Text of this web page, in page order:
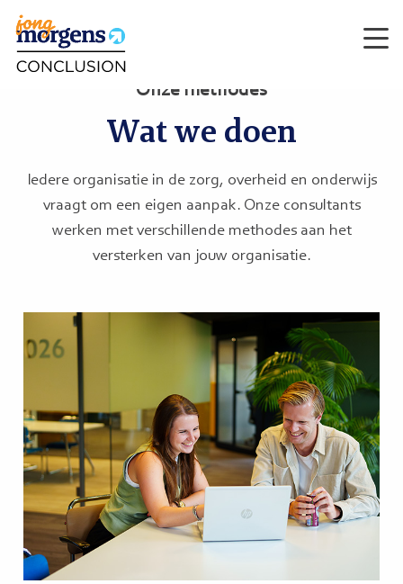
Onze methodes
Wat we doen
Iedere organisatie in de zorg, overheid en onderwijs
vraagt om een eigen aanpak. Onze consultants
werken met verschillende methodes aan het
versterken van jouw organisatie.